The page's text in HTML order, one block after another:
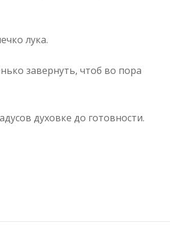
лука.
завернуть, чтоб во пора
духовке до готовности.